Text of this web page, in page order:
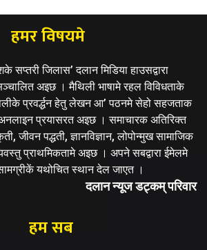
हमर विषयमे
जिलास’ दलान मिडिया हाउसद्वारा
अइछ । मैथिली भाषामे रहल विविधताके
प्रवर्द्धन हेतु लेखन आ’ पठनमे सेहो सहजताक
प्रयासरत अइछ । समाचारक अतिरिक्त
जीवन पद्धती, ज्ञानविज्ञान, लोपोन्मुख सामाजिक
प्राथमिकतामे अइछ । अपने सबद्वारा ईमेलमे
यथोचित स्थान देल जाएत ।
दलान न्यूज डट्कम् परिवार
हम सब